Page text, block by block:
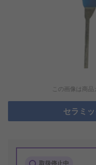
この画像は商品
セラミ